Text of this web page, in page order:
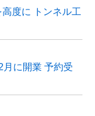
度に トンネル工
に開業 予約受